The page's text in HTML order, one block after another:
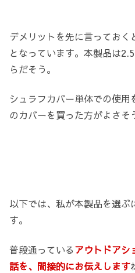
デメリットを先に言っておく
となっています。本製品は
らだそう。
シュラフカバー単体での使
のカバーを買った方がよさそ
以下では、私が本製品を選ぶ
す。
普段通っているアウトドアシ
話を、間接的にお伝えします